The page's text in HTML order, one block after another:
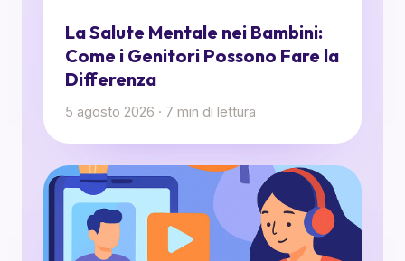
La Salute Mentale nei Bambini:
Come i Genitori Possono Fare la
Differenza
5 agosto 2026 · 7 min di lettura